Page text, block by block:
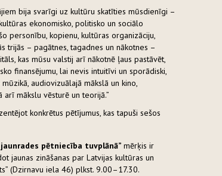
bija svarīgi uz kultūru skatīties mūsdienīgi –
ekonomisko, politisko un sociālo
personību, kopienu, kultūras organizāciju,
trijās – pagātnes, tagadnes un nākotnes –
kas mūsu valstij arī nākotnē ļaus pastāvēt,
finansējumu, lai nevis intuitīvi un sporādiski,
audiovizuālajā mākslā un kino,
mākslu vēsturē un teorijā.”
konkrētus pētījumus, kas tapuši sešos
pētniecība tuvplānā” mērķis ir
jaunas zināšanas par Latvijas kultūras un
(Dzirnavu iela 46) plkst. 9.00–17.30.